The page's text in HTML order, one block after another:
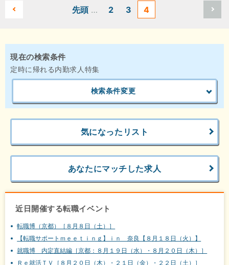
先頭 … 2 3 4
現在の検索条件
定時に帰れる内勤求人特集
検索条件変更
気になったリスト
あなたにマッチした求人
近日開催する転職イベント
転職博（京都）［８月８日（土）］
【転職サポートｍｅｅｔｉｎｇ】ｉｎ 奈良【８月１８日（火）】
就職博 内定直結編［京都：８月１９日（水）・８月２０日（木）］
Ｒｅ就活ＴＶ［８月２０日（木）・２１日（金）・２２日（土）］